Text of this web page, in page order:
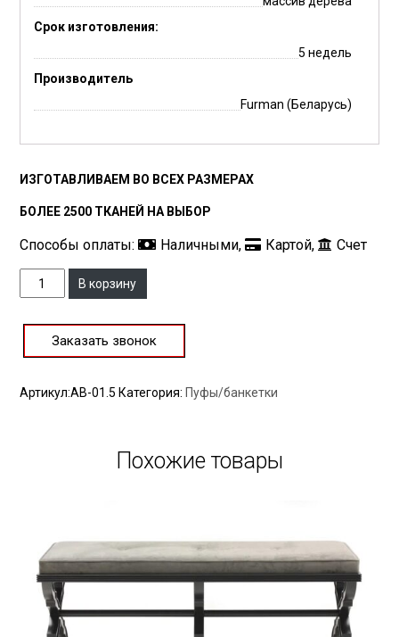
Срок изготовления:
5 недель
Производитель
Furman (Беларусь)
ИЗГОТАВЛИВАЕМ ВО ВСЕХ РАЗМЕРАХ
БОЛЕЕ 2500 ТКАНЕЙ НА ВЫБОР
Способы оплаты: Наличными, Картой, Счет
КоличествоВ корзину
Заказать звонок
Артикул:АВ-01.5 Категория: Пуфы/банкетки
Похожие товары